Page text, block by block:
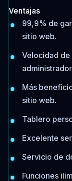
Ventajas
99,9% de
sitio web.
Velocidad de
Más
sitio web.
Tablero
Excelente
Servicio de
Funciones